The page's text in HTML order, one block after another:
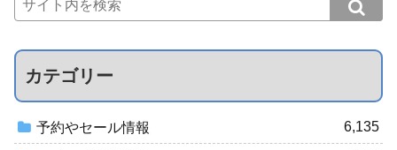
カテゴリー
予約やセール情報 6,135